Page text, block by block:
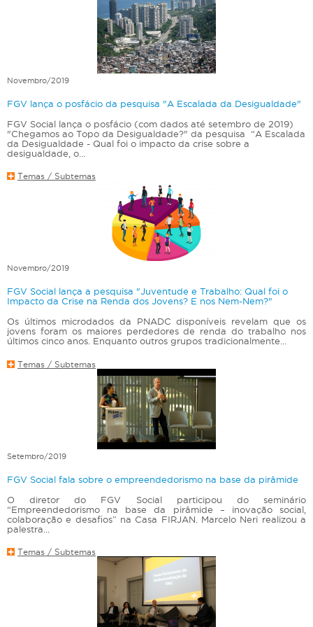
Novembro/2019
FGV lança o posfácio da pesquisa "A Escalada da Desigualdade"
FGV Social lança o posfácio (com dados até setembro de 2019)
"Chegamos ao Topo da Desigualdade?" da pesquisa “A Escalada
da Desigualdade - Qual foi o impacto da crise sobre a
desigualdade, o...
Temas / Subtemas
Novembro/2019
FGV Social lança a pesquisa "Juventude e Trabalho: Qual foi o
Impacto da Crise na Renda dos Jovens? E nos Nem-Nem?"
Os últimos microdados da PNADC disponíveis revelam que os
jovens foram os maiores perdedores de renda do trabalho nos
últimos cinco anos. Enquanto outros grupos tradicionalmente...
Temas / Subtemas
Setembro/2019
FGV Social fala sobre o empreendedorismo na base da pirâmide
O diretor do FGV Social participou do seminário
“Empreendedorismo na base da pirâmide – inovação social,
colaboração e desafios” na Casa FIRJAN. Marcelo Neri realizou a
palestra...
Temas / Subtemas